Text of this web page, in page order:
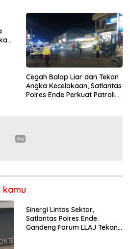
Cegah Balap Liar dan Tekan
Angka Kecelakaan, Satlantas
Polres Ende Perkuat Patroli
kamu
Sinergi Lintas Sektor,
Satlantas Polres Ende
Gandeng Forum LLAJ Tekan